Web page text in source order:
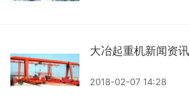
大冶起重机新闻资讯
2018-02-07 14:28